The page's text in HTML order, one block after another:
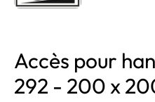
Accès pour
292 - 200 x